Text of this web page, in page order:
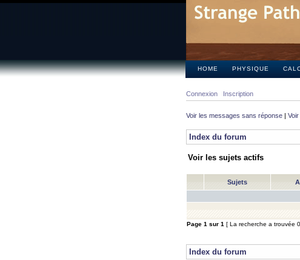
HOME PHYSIQUE
Connexion Inscription
Voir les messages sans réponse |
Index du forum
Voir les sujets actifs
Sujets
Page 1 sur 1 [ La recherche a trouvée
Index du forum